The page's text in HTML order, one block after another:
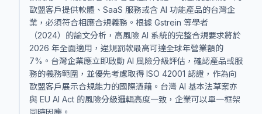
歐盟客戶提供軟體、SaaS 服務或含 AI 功能產品的台灣企
業，必須符合相應合規義務。根據 Gstrein 等學者
（2024）的論文分析，高風險 AI 系統的完整合規要求將於
2026 年全面適用，違規罰款最高可達全球年營業額的
7%。台灣企業應立即啟動 AI 風險分級評估，確認產品或服
務的義務範圍，並優先考慮取得 ISO 42001 認證，作為向
歐盟客戶展示合規能力的國際憑藉。台灣 AI 基本法草案亦
與 EU AI Act 的風險分級邏輯高度一致，企業可以單一框架
同時因應。